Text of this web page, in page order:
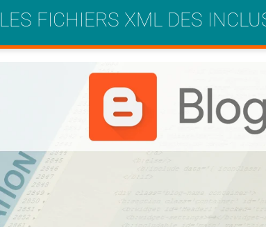
LES FICHIERS XML DES